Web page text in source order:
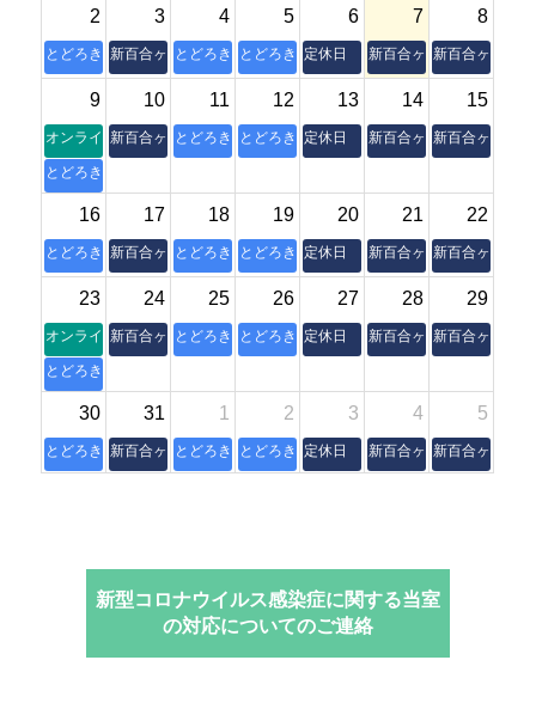
2
とどろき縁側
3
新百合ヶ丘本室
4
とどろき縁側
5
とどろき縁側
6
定休日
7
新百合ヶ丘本室
8
新百合ヶ丘本室
9
オンライン朝活操体法セミナー
とどろき縁側
10
新百合ヶ丘本室
11
とどろき縁側
12
とどろき縁側
13
定休日
14
新百合ヶ丘本室
15
新百合ヶ丘本室
16
とどろき縁側
17
新百合ヶ丘本室
18
とどろき縁側
19
とどろき縁側
20
定休日
21
新百合ヶ丘本室
22
新百合ヶ丘本室
23
オンライン朝活操体法セミナー
とどろき縁側
24
新百合ヶ丘本室
25
とどろき縁側
26
とどろき縁側
27
定休日
28
新百合ヶ丘本室
29
新百合ヶ丘本室
30
とどろき縁側
31
新百合ヶ丘本室
1
とどろき縁側
2
とどろき縁側
3
定休日
4
新百合ヶ丘本室
5
新百合ヶ丘本室
新型コロナウイルス感染症に関する当室
の対応についてのご連絡